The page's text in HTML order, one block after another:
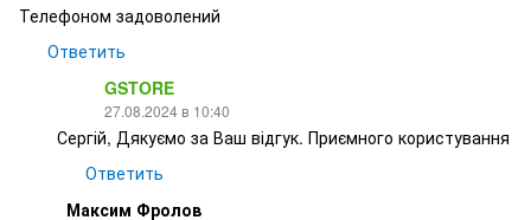
Телефоном задоволений
Ответить
GSTORE
27.08.2024 в 10:40
Сергій, Дякуємо за Ваш відгук. Приємного користування
Ответить
Максим Фролов